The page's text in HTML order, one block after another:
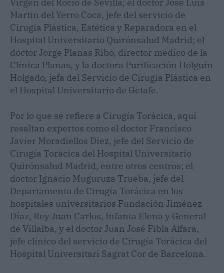
Virgen del Rocío de Sevilla; el doctor José Luis
Martín del Yerro Coca, jefe del servicio de
Cirugía Plástica, Estética y Reparadora en el
Hospital Universitario Quirónsalud Madrid; el
doctor Jorge Planas Ribó, director médico de la
Clínica Planas, y la doctora Purificación Holguín
Holgado, jefa del Servicio de Cirugía Plástica en
el Hospital Universitario de Getafe.
Por lo que se refiere a Cirugía Torácica, aquí
resaltan expertos como el doctor Francisco
Javier Moradiellos Díez, jefe del Servicio de
Cirugía Torácica del Hospital Universitario
Quirónsalud Madrid, entre otros centros; el
doctor Ignacio Muguruza Trueba, jefe del
Departamento de Cirugía Torácica en los
hospitales universitarios Fundación Jiménez
Díaz, Rey Juan Carlos, Infanta Elena y General
de Villalba, y el doctor Juan José Fibla Alfara,
jefe clínico del servicio de Cirugía Torácica del
Hospital Universitari Sagrat Cor de Barcelona.